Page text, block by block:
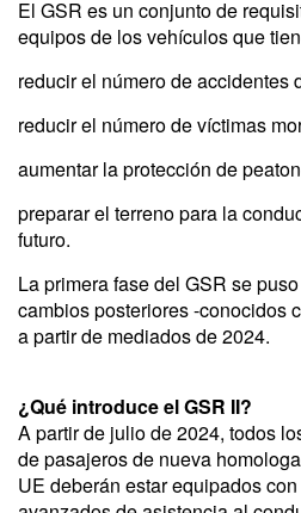
El GSR es un conjunto de
equipos de los vehículos que
reducir el número de accidentes
reducir el número de víctimas
aumentar la protección de
preparar el terreno para la
futuro.
La primera fase del GSR se
cambios posteriores -conocidos
a partir de mediados de 2024.
¿Qué introduce el GSR II?
A partir de julio de 2024, todos
de pasajeros de nueva
UE deberán estar equipados